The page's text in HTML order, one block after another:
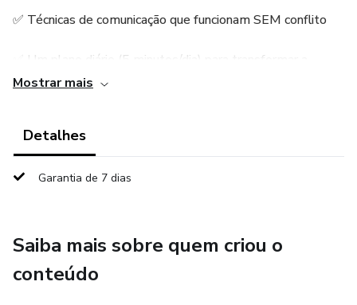
✅ Técnicas de comunicação que funcionam SEM conflito
✅ Um plano diário (5 minutos/dia) para transformar a
relação
Pai/Filho
Resultado esperado: Redução de 80% no tempo de tela
Reconexão genuína com seu filho.
Autoridade restaurada (sem ser o vilão).
Mostrar mais
Detalhes
Garantia de 7 dias
Saiba mais sobre quem criou o
conteúdo